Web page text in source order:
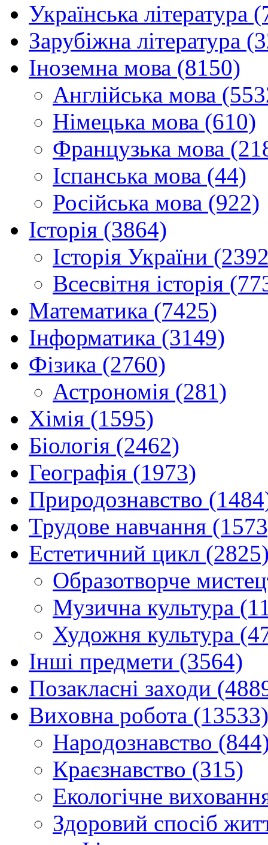
Українська література
Зарубіжна література
Іноземна мова (8150)
Англійська мова
Німецька мова (610)
Французька мова
Іспанська мова (44)
Російська мова (922)
Історія (3864)
Історія України
Всесвітня історія
Математика (7425)
Інформатика (3149)
Фізика (2760)
Астрономія (281)
Хімія (1595)
Біологія (2462)
Географія (1973)
Природознавство
Трудове навчання
Естетичний цикл
Образотворче
Музична культура
Художня культура
Інші предмети (3564)
Позакласні заходи
Виховна робота (13533)
Народознавство
Краєзнавство (315)
Екологічне
Здоровий спосіб